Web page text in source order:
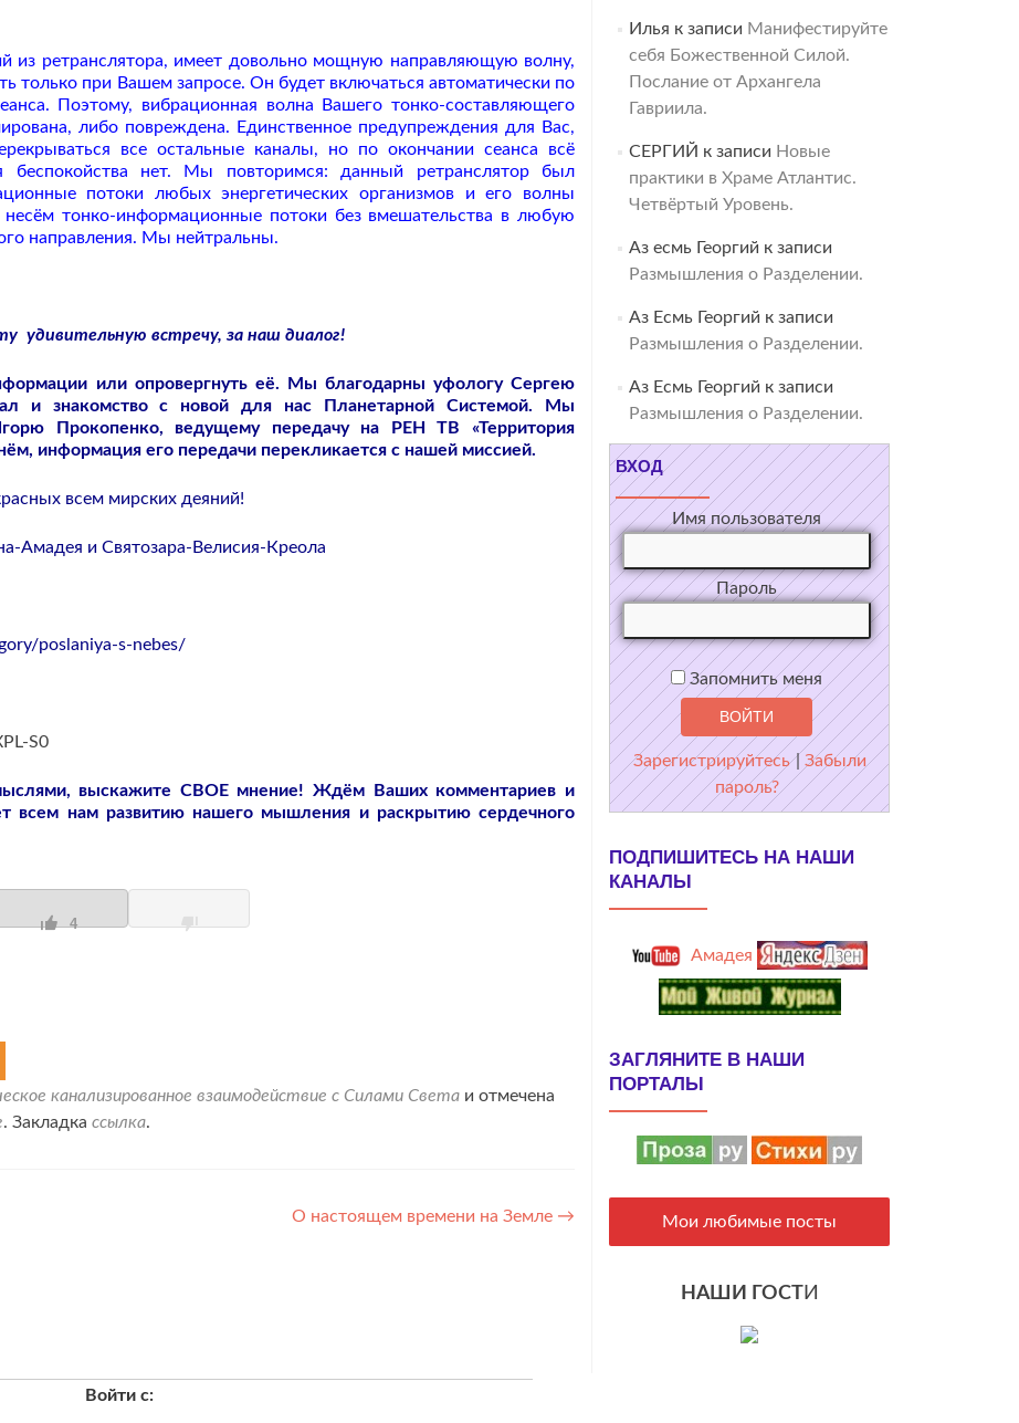
из ретранслятора, имеет довольно мощную направляющую волну,
только при Вашем запросе. Он будет включаться автоматически по
Поэтому, вибрационная волна Вашего тонко-составляющего
либо повреждена. Единственное предупреждения для Вас,
все остальные каналы, но по окончании сеанса всё
беспокойства нет. Мы повторимся: данный ретранслятор был
потоки любых энергетических организмов и его волны
тонко-информационные потоки без вмешательства в любую
направления. Мы нейтральны.
удивительную встречу, за наш диалог!
или опровергнуть её. Мы благодарны уфологу Сергею
и знакомство с новой для нас Планетарной Системой. Мы
Прокопенко, ведущему передачу на РЕН ТВ «Территория
информация его передачи перекликается с нашей миссией.
всем мирских деяний!
Амадея и Святозара-Велисия-Креола
poslaniya-s-nebes/
S0
выскажите СВОЕ мнение! Ждём Ваших комментариев и
всем нам развитию нашего мышления и раскрытию сердечного
4
канализированное взаимодействие с Силами Света и отмечена
. Закладка ссылка.
О настоящем времени на Земле →
Войти с:
Илья к записи Манифестируйте
себя Божественной Силой.
Послание от Архангела
Гавриила.
СЕРГИЙ к записи Новые
практики в Храме Атлантис.
Четвёртый Уровень.
Аз есмь Георгий к записи
Размышления о Разделении.
Аз Есмь Георгий к записи
Размышления о Разделении.
Аз Есмь Георгий к записи
Размышления о Разделении.
ВХОД
Имя пользователя
Пароль
Запомнить меня
Зарегистрируйтесь | Забыли
пароль?
ПОДПИШИТЕСЬ НА НАШИ
КАНАЛЫ
Амадея
ЗАГЛЯНИТЕ В НАШИ
ПОРТАЛЫ
Мои любимые посты
НАШИ ГОСТИ